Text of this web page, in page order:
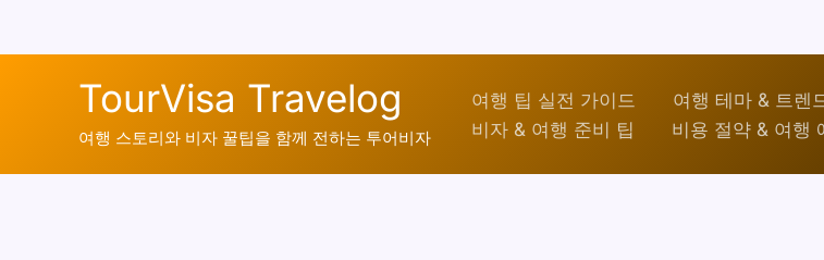
TourVisa Travelog
여행 스토리와 비자 꿀팁을 함께 전하는 투어비자
여행 팁 실전 가이드 여행 테마 & 트렌
비자 & 여행 준비 팁
비용 절약 & 여행